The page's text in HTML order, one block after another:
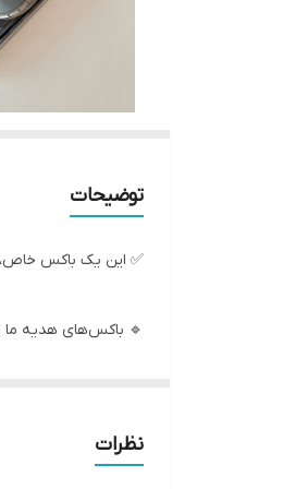
توضیحات
✅ این یک باکس
🔹 باکس‌های هدیه ما
🔹 هر محصول با دقت و
🔹 مواد اولیه با
نظرات